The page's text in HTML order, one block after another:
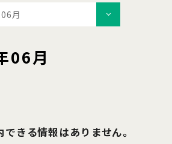
月
06月
きる情報はありません。